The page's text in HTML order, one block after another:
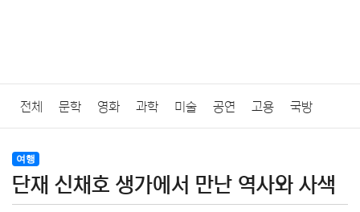
전체 문학 영화 과학 미술 공연 고용 국방
법률
질병 가요 방송 일상 주식 암호화폐 블록체인
여행
단재 신채호 생가에서 만난 역사와 사색